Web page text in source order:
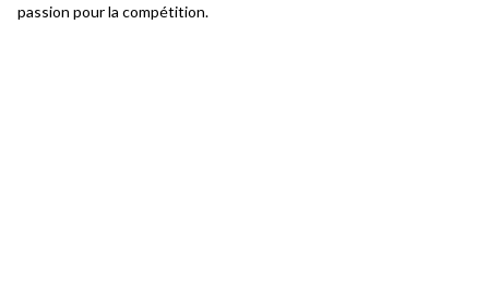
passion pour la compétition.